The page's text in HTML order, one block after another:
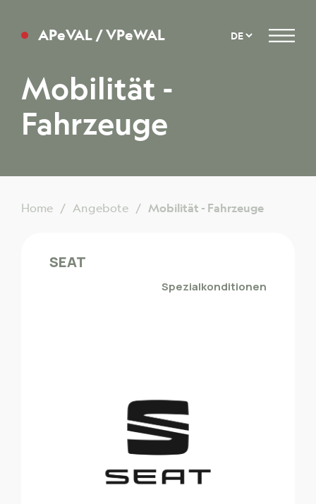
APeVAL / VPeWAL
Menu
Mobilität -
Fahrzeuge
Home Angebote Mobilität - Fahrzeuge
SEAT
Spezialkonditionen